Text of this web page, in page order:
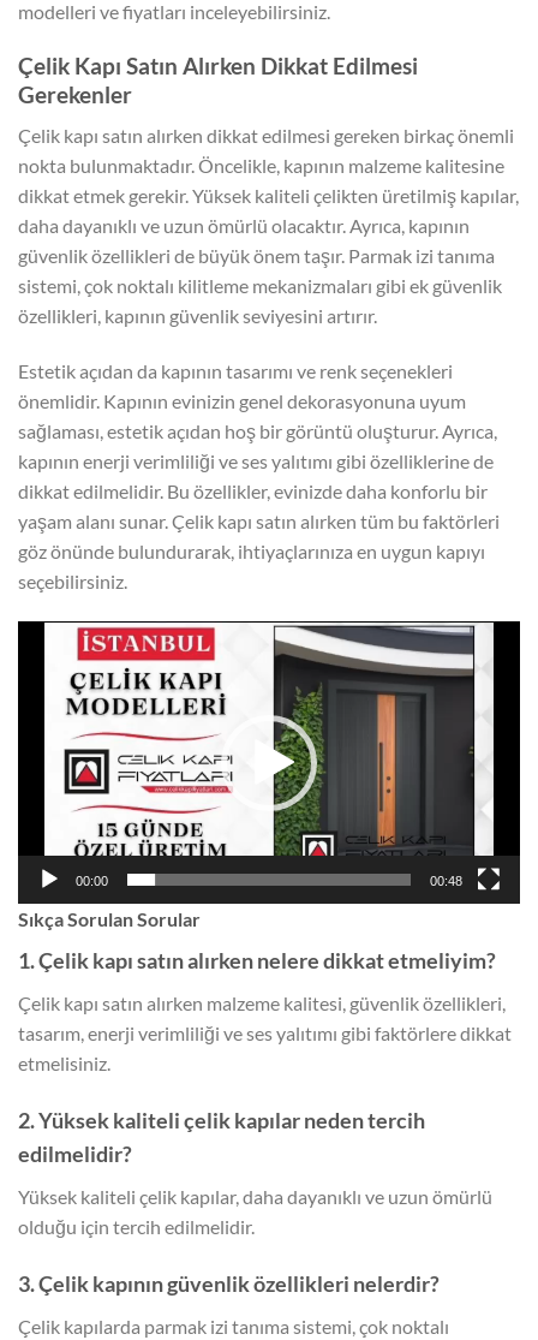
modelleri ve fiyatları inceleyebilirsiniz.
Çelik Kapı Satın Alırken Dikkat Edilmesi
Gerekenler
Çelik kapı satın alırken dikkat edilmesi gereken birkaç önemli
nokta bulunmaktadır. Öncelikle, kapının malzeme kalitesine
dikkat etmek gerekir. Yüksek kaliteli çelikten üretilmiş kapılar,
daha dayanıklı ve uzun ömürlü olacaktır. Ayrıca, kapının
güvenlik özellikleri de büyük önem taşır. Parmak izi tanıma
sistemi, çok noktalı kilitleme mekanizmaları gibi ek güvenlik
özellikleri, kapının güvenlik seviyesini artırır.
Estetik açıdan da kapının tasarımı ve renk seçenekleri
önemlidir. Kapının evinizin genel dekorasyonuna uyum
sağlaması, estetik açıdan hoş bir görüntü oluşturur. Ayrıca,
kapının enerji verimliliği ve ses yalıtımı gibi özelliklerine de
dikkat edilmelidir. Bu özellikler, evinizde daha konforlu bir
yaşam alanı sunar. Çelik kapı satın alırken tüm bu faktörleri
göz önünde bulundurarak, ihtiyaçlarınıza en uygun kapıyı
seçebilirsiniz.
oynatıcı
00:00 00:48
Sıkça Sorulan Sorular
1. Çelik kapı satın alırken nelere dikkat etmeliyim?
Çelik kapı satın alırken malzeme kalitesi, güvenlik özellikleri,
tasarım, enerji verimliliği ve ses yalıtımı gibi faktörlere dikkat
etmelisiniz.
2. Yüksek kaliteli çelik kapılar neden tercih
edilmelidir?
Yüksek kaliteli çelik kapılar, daha dayanıklı ve uzun ömürlü
olduğu için tercih edilmelidir.
3. Çelik kapının güvenlik özellikleri nelerdir?
Çelik kapılarda parmak izi tanıma sistemi, çok noktalı